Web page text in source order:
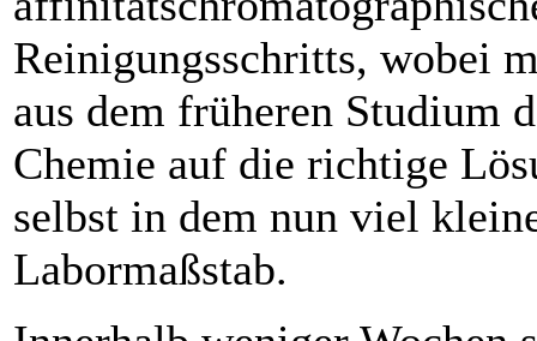
Reinigungsschritts, wobei
aus dem früheren Studium
Chemie auf die richtige
selbst in dem nun viel
Labormaßstab.